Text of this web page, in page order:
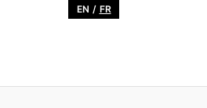
EN / FR